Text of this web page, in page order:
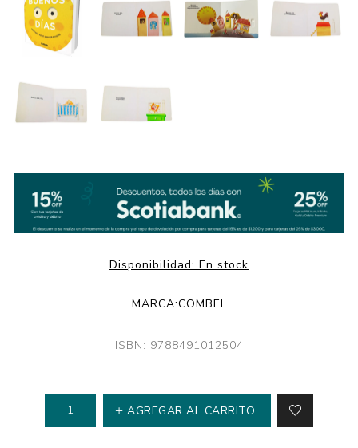
Disponibilidad: En stock
MARCA:COMBEL
ISBN: 9788491012504
AGREGAR AL CARRITO